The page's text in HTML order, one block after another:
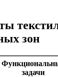
зон
задачи